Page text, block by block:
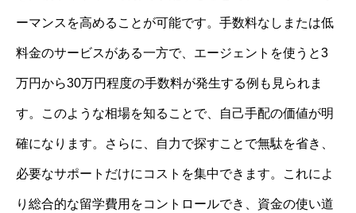
ーマンスを高めることが可能です。手数料なしまたは低
料金のサービスがある一方で、エージェントを使うと3
万円から30万円程度の手数料が発生する例も見られま
す。このような相場を知ることで、自己手配の価値が明
確になります。さらに、自力で探すことで無駄を省き、
必要なサポートだけにコストを集中できます。これによ
り総合的な留学費用をコントロールでき、資金の使い道